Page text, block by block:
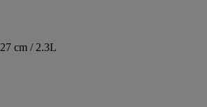
27 cm / 2.3L